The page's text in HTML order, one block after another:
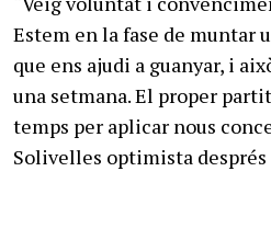
Estem en la fase de muntar
que ens ajudi a guanyar, i
una setmana. El proper
temps per aplicar nous
Solivelles optimista